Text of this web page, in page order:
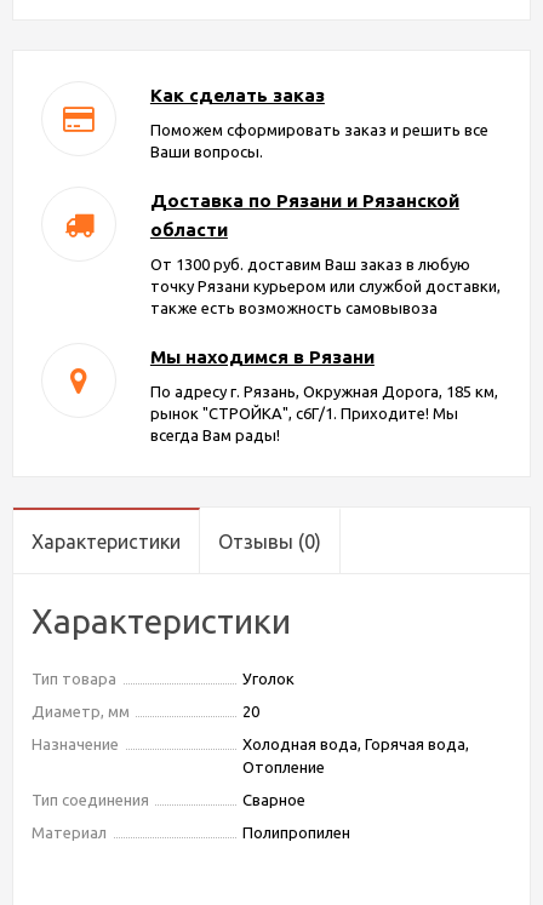
Как сделать заказ
Поможем сформировать заказ и решить все
Ваши вопросы.
Доставка по Рязани и Рязанской
области
От 1300 руб. доставим Ваш заказ в любую
точку Рязани курьером или службой доставки,
также есть возможность самовывоза
Мы находимся в Рязани
По адресу г. Рязань, Окружная Дорога, 185 км,
рынок "СТРОЙКА", с6Г/1. Приходите! Мы
всегда Вам рады!
Характеристики Отзывы (0)
Характеристики
Тип товара
Уголок
Диаметр, мм
20
Назначение
Холодная вода, Горячая вода,
Отопление
Тип соединения
Сварное
Материал
Полипропилен